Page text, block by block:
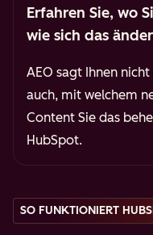
Erfahren Sie, wo
wie sich das
AEO sagt Ihnen
auch, mit welchem
Content Sie das
HubSpot.
SO FUNKTIONIERT